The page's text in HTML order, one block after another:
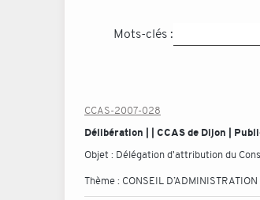
Mots-clés :
CCAS-2007-028
Délibération | | CCAS de Dijon |
Objet : Délégation d'attribution du
Thème : CONSEIL D’ADMINISTRATION